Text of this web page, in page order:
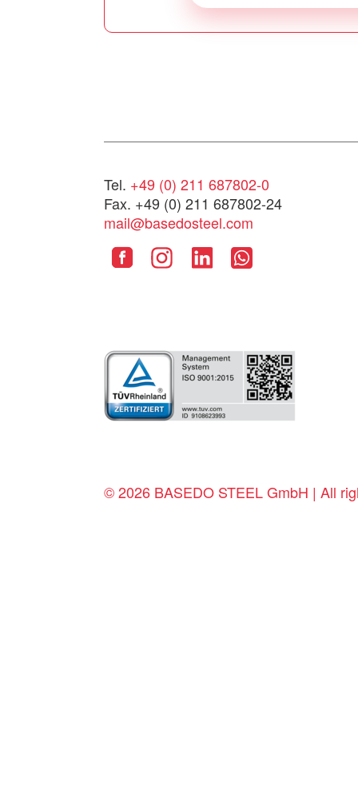
Tel. +49 (0) 211 687802-0
Fax. +49 (0) 211 687802-24
mail@basedosteel.com
© 2026 BASEDO STEEL GmbH | All